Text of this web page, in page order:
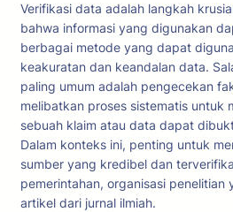
Verifikasi data adalah langkah
bahwa informasi yang digunakan
berbagai metode yang dapat
keakuratan dan keandalan data.
paling umum adalah pengecekan
melibatkan proses sistematis untuk
sebuah klaim atau data dapat
Dalam konteks ini, penting untuk
sumber yang kredibel dan
pemerintahan, organisasi
artikel dari jurnal ilmiah.